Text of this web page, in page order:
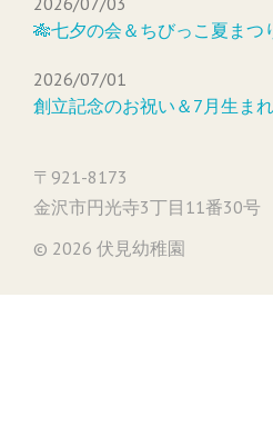
🎋七夕の会＆ちびっこ夏まつ
2026/07/01
創立記念のお祝い＆7月生ま
〒921-8173
金沢市円光寺3丁目11番30号
© 2026 伏見幼稚園